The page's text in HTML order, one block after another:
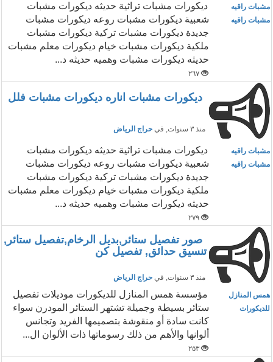
مشبات راقيه
مشبات راقيه
ديكورات مشبات تراثية حديثه ديكورات مشبات
شعبية ديكورات مشبات روعه ديكورات مشبات
جديدة ديكورات مشبات تركية ديكورات مشبات
ملكية ديكورات مشبات خيام ديكورات معلم مشبات
حديثه ديكورات مشبات وهميه حديثه د...
٢٦٧
ديكورات مشبات اناره ديكورات مشبات فلل
منذ ٣ سنوات , في حراج الرياض
مشبات راقيه
مشبات راقيه
ديكورات مشبات تراثية حديثه ديكورات مشبات
شعبية ديكورات مشبات روعه ديكورات مشبات
جديدة ديكورات مشبات تركية ديكورات مشبات
ملكية ديكورات مشبات خيام ديكورات معلم مشبات
حديثه ديكورات مشبات وهميه حديثه د...
٢٧٩
صور تفصيل ستائر,بديل الرخام,تفصيل ستائر,
تنسيق حدائق, تفصيل كن
منذ ٣ سنوات , في حراج الرياض
همس المنازل
للديكورات
مؤسسة همس المنازل للديكورات موديلات تفصيل
ستائر بسيطة وجميلة تشتهر الستائر المودرن سواء
كانت سادة أو منقوشة بتصميمها الفريد وتجانس
ألوانها والأهم من ذلك رسوماتها ذات الألوان ال...
٢٥٣